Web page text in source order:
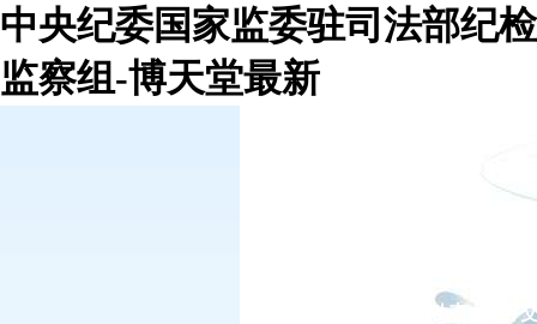
中央纪委国家监委驻司法部纪检
监察组-博天堂最新
工作动态 业务